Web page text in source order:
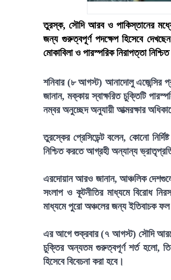
তুরস্ক, সৌদি আরব ও পাকিস্তানের
জন্য গুরুত্বপূর্ণ পদক্ষেপ হিসেবে
মোকাবিলা ও পারস্পরিক নিরাপত্তা
শনিবার (৮ আগস্ট) আনাদোলু এজেন্সির
জানান, মক্কায় স্বাক্ষরিত চুক্তিটি
নম্বর অনুচ্ছেদ অনুযায়ী আত্মরক্ষার
তুরস্কের প্রেসিডেন্ট বলেন, কোনো
নিশ্চিত করতে আগ্রহী অন্যান্য
এরদোয়ান আরও জানান, আঞ্চলিক
সংলাপ ও কূটনীতির মাধ্যমে বিরোধ
মাধ্যমে পুরো অঞ্চলের জন্য ইতিবাচক
এর আগে শুক্রবার (৭ আগস্ট) সৌদি
চুক্তির অন্যতম গুরুত্বপূর্ণ শর্ত হলো,
হিসেবে বিবেচনা করা হবে।